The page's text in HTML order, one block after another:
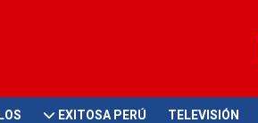
EXITOSA PERÚ TELEVISIÓN